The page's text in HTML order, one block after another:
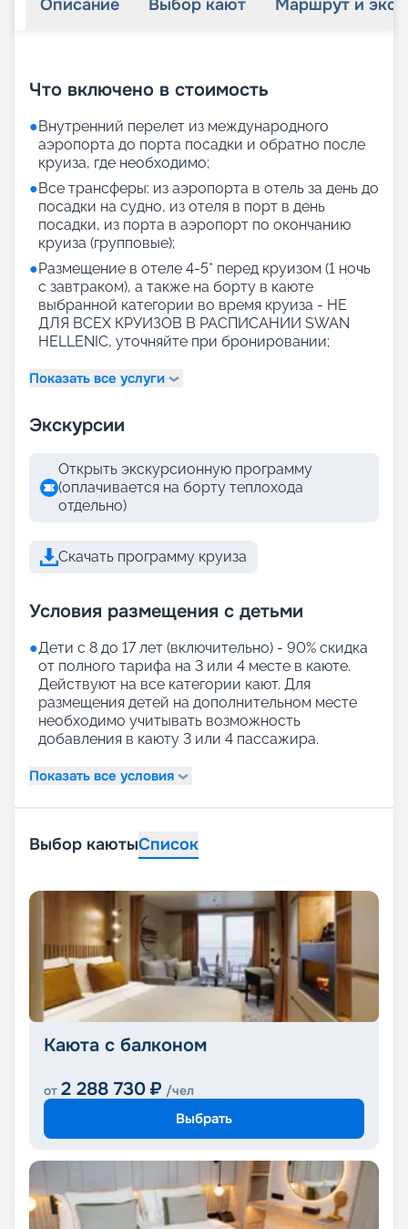
Описание Выбор кают Маршрут и
Что включено в стоимость
●Внутренний перелет из международного
аэропорта до порта посадки и обратно после
круиза, где необходимо;
●Все трансферы: из аэропорта в отель за день до
посадки на судно, из отеля в порт в день
посадки, из порта в аэропорт по окончанию
круиза (групповые);
●Размещение в отеле 4-5* перед круизом (1 ночь
с завтраком), а также на борту в каюте
выбранной категории во время круиза - НЕ
ДЛЯ ВСЕХ КРУИЗОВ В РАСПИСАНИИ SWAN
HELLENIC, уточняйте при бронировании;
Показать все услуги
Экскурсии
Открыть экскурсионную программу
(оплачивается на борту теплохода
отдельно)
Скачать программу круиза
Условия размещения с детьми
●Дети с 8 до 17 лет (включительно) - 90% скидка
от полного тарифа на 3 или 4 месте в каюте.
Действуют на все категории кают. Для
размещения детей на дополнительном месте
необходимо учитывать возможность
добавления в каюту 3 или 4 пассажира.
Показать все условия
Выбор каютыСписок
Каюта с балконом
от 2 288 730 ₽ /чел
Выбрать